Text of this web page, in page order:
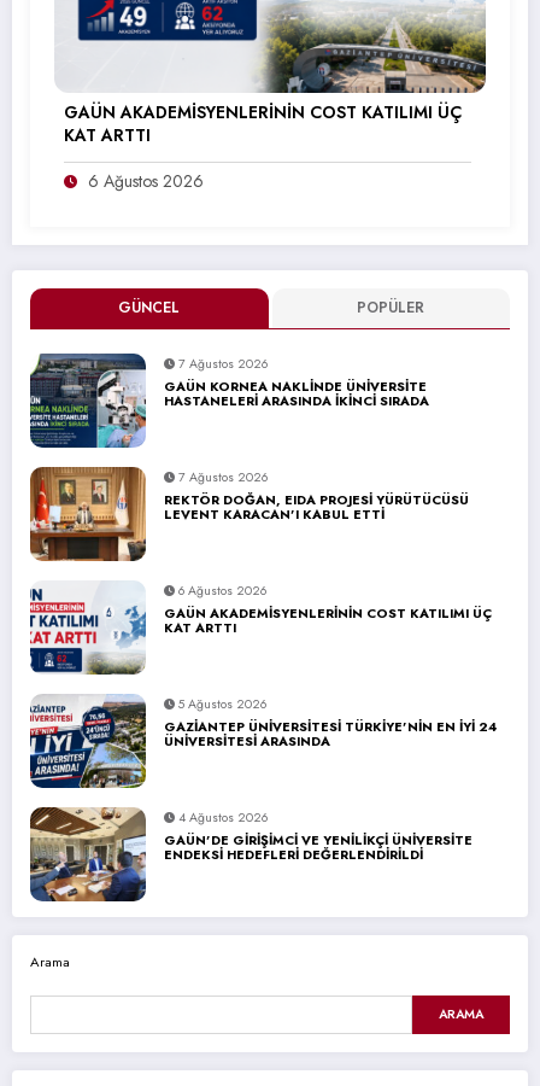
GÜNCEL POPÜLER
7 Ağustos 2026
GAÜN KORNEA NAKLİNDE ÜNİVERSİTE
HASTANELERİ ARASINDA İKİNCİ SIRADA
7 Ağustos 2026
REKTÖR DOĞAN, EIDA PROJESİ YÜRÜTÜCÜSÜ
LEVENT KARACAN’I KABUL ETTİ
6 Ağustos 2026
GAÜN AKADEMİSYENLERİNİN COST KATILIMI ÜÇ
KAT ARTTI
5 Ağustos 2026
GAZİANTEP ÜNİVERSİTESİ TÜRKİYE’NİN EN İYİ 24
ÜNİVERSİTESİ ARASINDA
4 Ağustos 2026
GAÜN’DE GİRİŞİMCİ VE YENİLİKÇİ ÜNİVERSİTE
ENDEKSİ HEDEFLERİ DEĞERLENDİRİLDİ
Arama
ARAMA
GAÜN AKADEMİSYENLERİNİN COST KATILIMI ÜÇ
KAT ARTTI
6 Ağustos 2026